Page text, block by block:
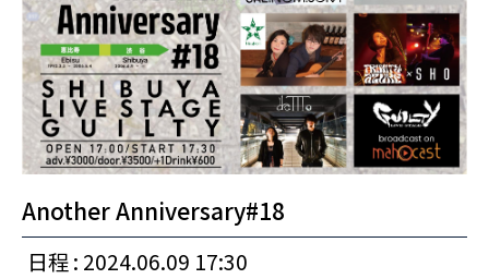
Another Anniversary#18
日程 : 2024.06.09 17:30